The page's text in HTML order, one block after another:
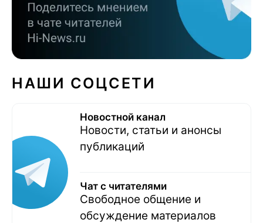
НАШИ СОЦСЕТИ
Новостной канал
Новости, статьи и анонсы
публикаций
Чат с читателями
Свободное общение и
обсуждение материалов